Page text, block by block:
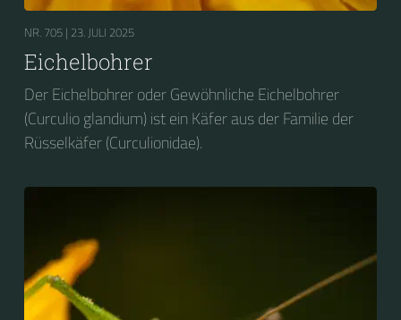
NR. 705 | 23. JULI 2025
Eichelbohrer
Der Eichelbohrer oder Gewöhnliche Eichelbohrer
(Curculio glandium) ist ein Käfer aus der Familie der
Rüsselkäfer (Curculionidae).